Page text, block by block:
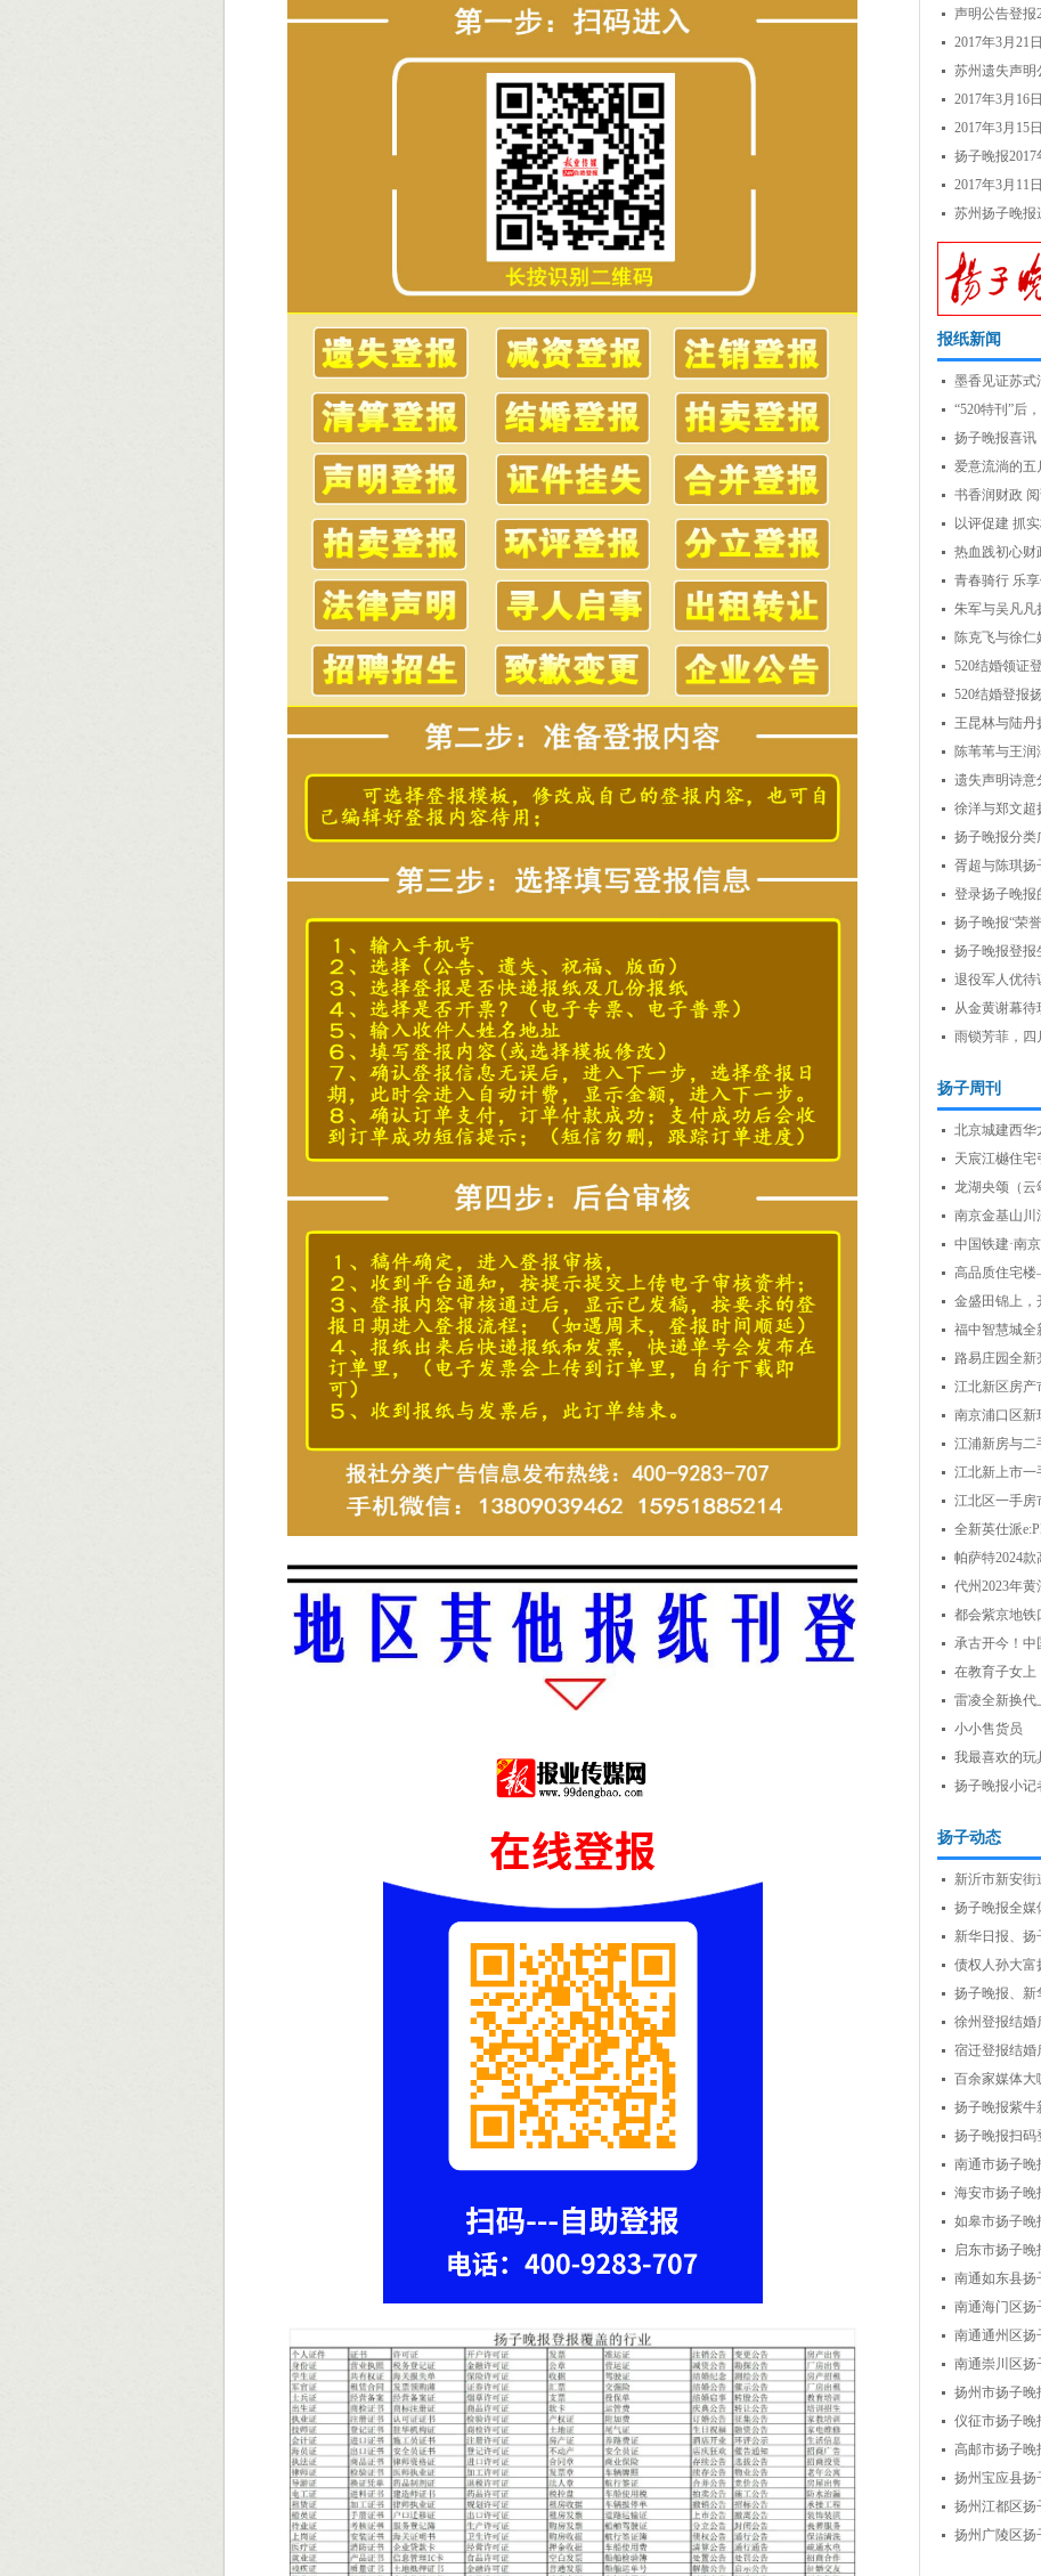
报...
声明公告登报
2017年3月21
苏州遗失声明
2017年3月16
2017年3月15
扬子晚报2017
2017年3月11
苏州扬子晚报
报纸新闻
墨香见证苏式
“520特刊”后
扬子晚报喜讯
爱意流淌的五
书香润财政
以评促建 抓
热血践初心
动...
青春骑行 乐
朱军与吴凡凡
陈克飞与徐仁
520结婚领证
520结婚登报
王昆林与陆
陈苇苇与王
遗失声明诗意
徐洋与郑文超
扬子晚报分类
胥超与陈琪扬
登录扬子晚报
扬子晚报“荣
扬子晚报登报
退役军人优待
从金黄谢幕待
雨锁芳菲，四
扬子周刊
北京城建西华
天宸江樾住
龙湖央颂（云
生...
南京金基山川
中国铁建·南
高品质住宅
金盛田锦上，
福中智慧城
路易庄园全
江北新区房产
房...
南京浦口区新
引...
江浦新房与二
瞩...
江北新上市一
江北区一手房
稳...
全新英仕派
精“...
帕萨特2024
40,000...
代州2023年
都会紫京地铁
承古开今！中
珍...
在教育子女上
雷凌全新换代
小小售货员
我最喜欢的玩
扬子晚报小记
扬子动态
新沂市新安
清...
扬子晚报全媒
民...
新华日报、扬
债权人孙大富
扬子晚报、新
徐州登报结婚
宿迁登报结婚
百余家媒体大
扬子晚报紫牛
扬子晚报扫码
南通市扬子晚
海安市扬子晚
如皋市扬子晚
启东市扬子
南通如东县扬
南通海门区扬
南通通州区扬
南通崇川区扬
扬州市扬子晚
仪征市扬子晚
高邮市扬子晚
扬州宝应县扬
扬州江都区扬
扬州广陵区扬